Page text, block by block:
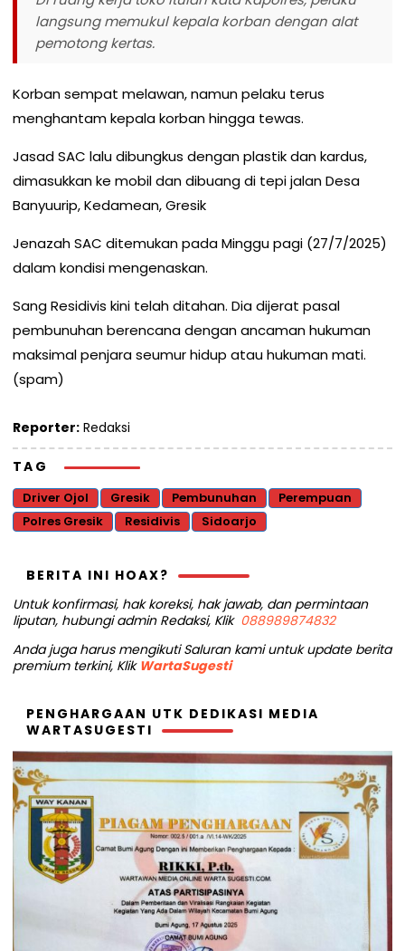
langsung memukul kepala korban dengan alat
pemotong kertas.
Korban sempat melawan, namun pelaku terus
menghantam kepala korban hingga tewas.
Jasad SAC lalu dibungkus dengan plastik dan kardus,
dimasukkan ke mobil dan dibuang di tepi jalan Desa
Banyuurip, Kedamean, Gresik
Jenazah SAC ditemukan pada Minggu pagi (27/7/2025)
dalam kondisi mengenaskan.
Sang Residivis kini telah ditahan. Dia dijerat pasal
pembunuhan berencana dengan ancaman hukuman
maksimal penjara seumur hidup atau hukuman mati.
(spam)
Reporter: Redaksi
TAG
Driver Ojol Gresik Pembunuhan
Perempuan
Polres Gresik
Residivis Sidoarjo
BERITA INI HOAX?
Untuk konfirmasi, hak koreksi, hak jawab, dan permintaan
liputan, hubungi admin Redaksi, Klik 088989874832
Anda juga harus mengikuti Saluran kami untuk update berita
premium terkini, Klik WartaSugesti
PENGHARGAAN UTK DEDIKASI MEDIA
WARTASUGESTI